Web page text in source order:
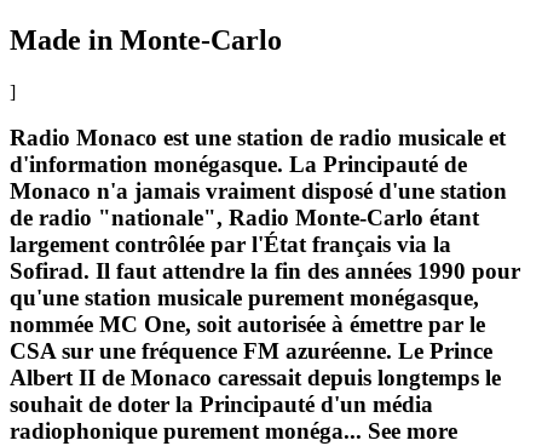
Made in Monte-Carlo
]
Radio Monaco est une station de radio musicale et
d'information monégasque. La Principauté de
Monaco n'a jamais vraiment disposé d'une station
de radio "nationale", Radio Monte-Carlo étant
largement contrôlée par l'État français via la
Sofirad. Il faut attendre la fin des années 1990 pour
qu'une station musicale purement monégasque,
nommée MC One, soit autorisée à émettre par le
CSA sur une fréquence FM azuréenne. Le Prince
Albert II de Monaco caressait depuis longtemps le
souhait de doter la Principauté d'un média
radiophonique purement monéga... See more